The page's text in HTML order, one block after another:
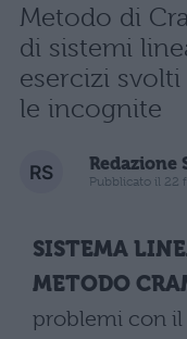
Metodo di
di sistemi
esercizi
le incognite
Redazione
Pubblicato il 22
SISTEMA
METODO
problemi con il